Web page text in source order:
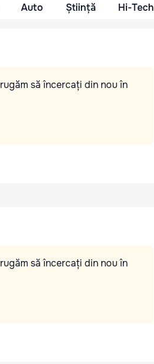
Auto Știință Hi-Tech
să încercați din nou în
să încercați din nou în